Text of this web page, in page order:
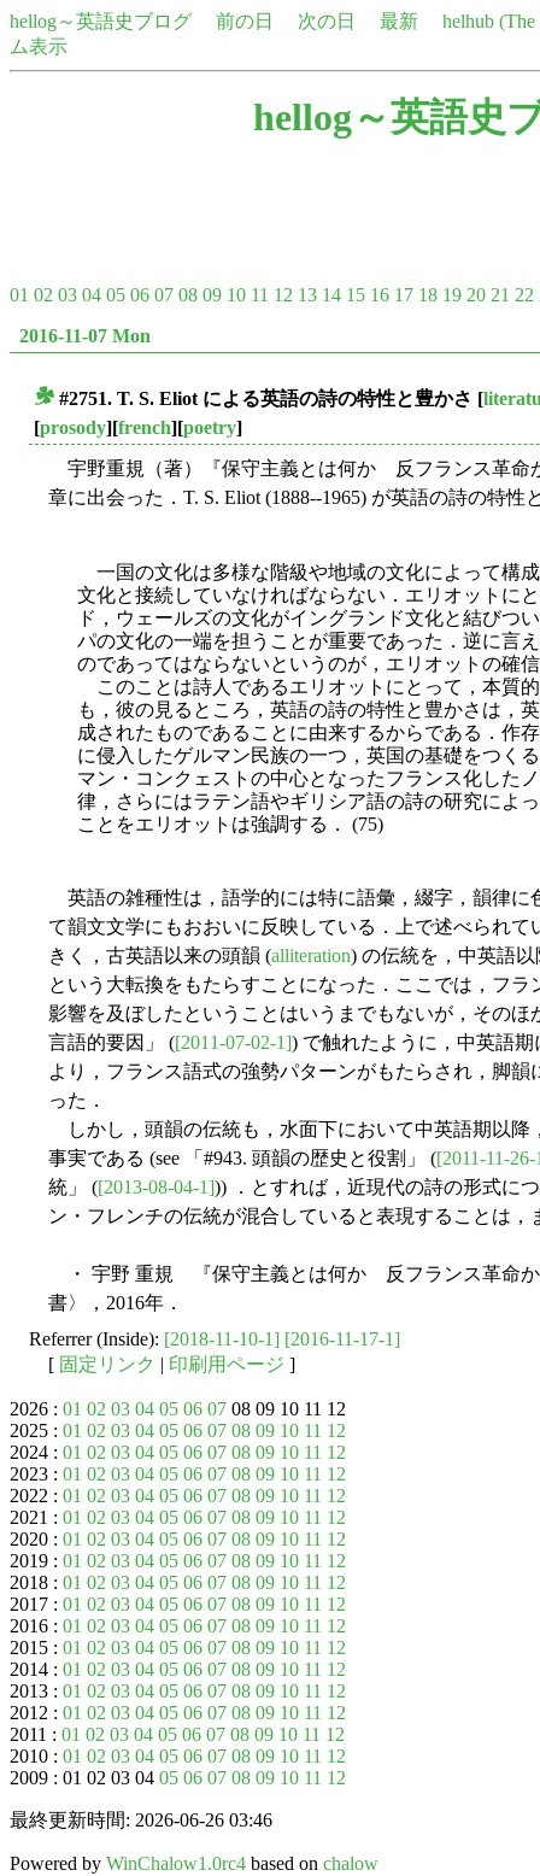
hellog～英語史ブログ 前の日 次の日 最新
helhub
ム表示
hellog～英語史
01 02 03 04 05 06 07 08 09 10 11 12 13 14 15 16 17 18 19 20 21 22
2016-11-07 Mon
#2751. T. S. Eliot による英語の詩の特性と豊かさ [
[prosody][french][poetry]
宇野重規（著）『保守主義とは何か 反フランス革命
章に出会った．T. S. Eliot (1888--1965) が英語の詩の特
一国の文化は多様な階級や地域の文化によって構
文化と接続していなければならない．エリオットに
ド，ウェールズの文化がイングランド文化と結びつ
パの文化の一端を担うことが重要であった．逆に言
のであってはならないというのが，エリオットの確
このことは詩人であるエリオットにとって，本質
も，彼の見るところ，英語の詩の特性と豊かさは，
成されたものであることに由来するからである．作
に侵入したゲルマン民族の一つ，英国の基礎をつく
マン・コンクェストの中心となったフランス化した
律，さらにはラテン語やギリシア語の詩の研究によ
ことをエリオットは強調する． (75)
英語の雑種性は，語学的には特に語彙，綴字，韻律に
て韻文文学にもおおいに反映している．上で述べられ
きく，古英語以来の頭韻 (alliteration) の伝統を，中英語以
という大転換をもたらすことになった．ここでは，フ
影響を及ぼしたということはいうまでもないが，そのほ
言語的要因」 ([2011-07-02-1]) で触れたように，中英語
より，フランス語式の強勢パターンがもたらされ，脚
った．
しかし，頭韻の伝統も，水面下において中英語期以降
事実である (see 「#943. 頭韻の歴史と役割」 ([2011-11-26-
統」 ([2013-08-04-1])) ．とすれば，近現代の詩の形式に
ン・フレンチの伝統が混合していると表現することは
・ 宇野 重規 『保守主義とは何か 反フランス革命
書〉，2016年．
Referrer (Inside): [2018-11-10-1] [2016-11-17-1]
[ 固定リンク | 印刷用ページ ]
2026 : 01 02 03 04 05 06 07 08 09 10 11 12
2025 : 01 02 03 04 05 06 07 08 09 10 11 12
2024 : 01 02 03 04 05 06 07 08 09 10 11 12
2023 : 01 02 03 04 05 06 07 08 09 10 11 12
2022 : 01 02 03 04 05 06 07 08 09 10 11 12
2021 : 01 02 03 04 05 06 07 08 09 10 11 12
2020 : 01 02 03 04 05 06 07 08 09 10 11 12
2019 : 01 02 03 04 05 06 07 08 09 10 11 12
2018 : 01 02 03 04 05 06 07 08 09 10 11 12
2017 : 01 02 03 04 05 06 07 08 09 10 11 12
2016 : 01 02 03 04 05 06 07 08 09 10 11 12
2015 : 01 02 03 04 05 06 07 08 09 10 11 12
2014 : 01 02 03 04 05 06 07 08 09 10 11 12
2013 : 01 02 03 04 05 06 07 08 09 10 11 12
2012 : 01 02 03 04 05 06 07 08 09 10 11 12
2011 : 01 02 03 04 05 06 07 08 09 10 11 12
2010 : 01 02 03 04 05 06 07 08 09 10 11 12
2009 : 01 02 03 04 05 06 07 08 09 10 11 12
最終更新時間: 2026-06-26 03:46
Powered by WinChalow1.0rc4 based on chalow